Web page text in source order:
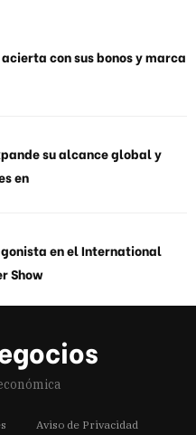
con sus bonos y marca
su alcance global y
en
en el International
Show
Aviso de Privacidad